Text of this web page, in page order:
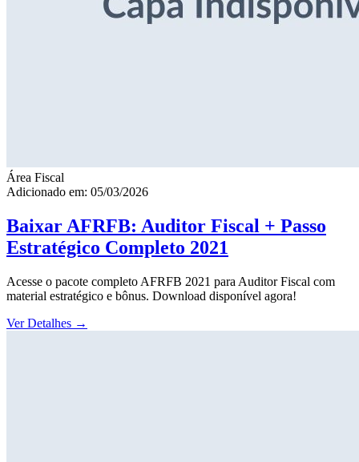
Área Fiscal
Adicionado em: 05/03/2026
Baixar AFRFB: Auditor Fiscal + Passo
Estratégico Completo 2021
Acesse o pacote completo AFRFB 2021 para Auditor Fiscal com
material estratégico e bônus. Download disponível agora!
Ver Detalhes →